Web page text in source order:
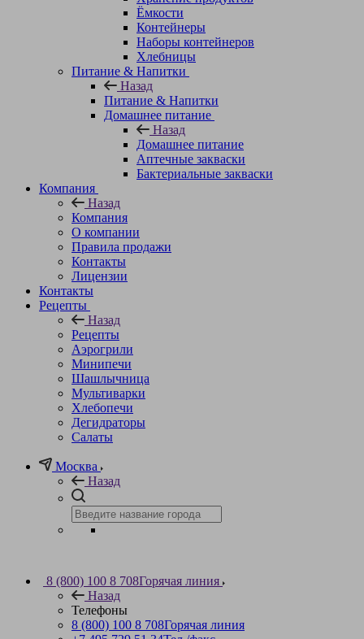
Ёмкости
Контейнеры
Наборы контейнеров
Хлебницы
Питание & Напитки
Назад
Питание & Напитки
Домашнее питание
Назад
Домашнее питание
Аптечные закваски
Бактериальные закваски
Компания
Назад
Компания
О компании
Правила продажи
Контакты
Лицензии
Контакты
Рецепты
Назад
Рецепты
Аэрогрили
Минипечи
Шашлычница
Мультиварки
Хлебопечи
Дегидраторы
Салаты
Москва
Назад
8 (800) 100 8 708Горячая линия
Назад
Телефоны
8 (800) 100 8 708Горячая линия